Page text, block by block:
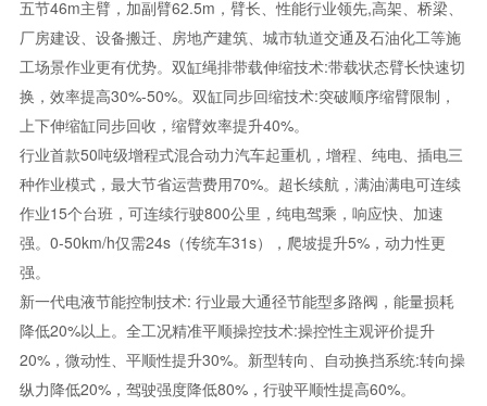
五节46m主臂，加副臂62.5m，臂长、性能行业领先,高架、桥梁、
厂房建设、设备搬迁、房地产建筑、城市轨道交通及石油化工等施
工场景作业更有优势。双缸绳排带载伸缩技术:带载状态臂长快速切
换，效率提高30%-50%。双缸同步回缩技术:突破顺序缩臂限制，
上下伸缩缸同步回收，缩臂效率提升40%。
行业首款50吨级增程式混合动力汽车起重机，增程、纯电、插电三
种作业模式，最大节省运营费用70%。超长续航，满油满电可连续
作业15个台班，可连续行驶800公里，纯电驾乘，响应快、加速
强。0-50km/h仅需24s（传统车31s），爬坡提升5%，动力性更
强。
新一代电液节能控制技术: 行业最大通径节能型多路阀，能量损耗
降低20%以上。全工况精准平顺操控技术:操控性主观评价提升
20%，微动性、平顺性提升30%。新型转向、自动换挡系统:转向操
纵力降低20%，驾驶强度降低80%，行驶平顺性提高60%。